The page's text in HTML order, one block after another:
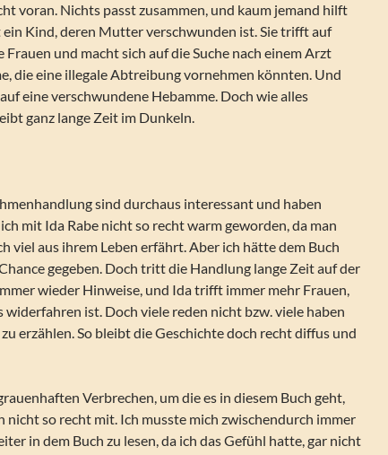
voran. Nichts passt zusammen, und kaum jemand hilft
ein Kind, deren Mutter verschwunden ist. Sie trifft auf
und macht sich auf die Suche nach einem Arzt
die eine illegale Abtreibung vornehmen könnten. Und
eine verschwundene Hebamme. Doch wie alles
ganz lange Zeit im Dunkeln.
sind durchaus interessant und haben
mit Ida Rabe nicht so recht warm geworden, da man
viel aus ihrem Leben erfährt. Aber ich hätte dem Buch
gegeben. Doch tritt die Handlung lange Zeit auf der
wieder Hinweise, und Ida trifft immer mehr Frauen,
widerfahren ist. Doch viele reden nicht bzw. viele haben
erzählen. So bleibt die Geschichte doch recht diffus und
Verbrechen, um die es in diesem Buch geht,
nicht so recht mit. Ich musste mich zwischendurch immer
in dem Buch zu lesen, da ich das Gefühl hatte, gar nicht